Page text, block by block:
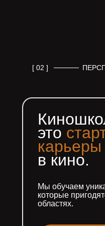
[ 02 ]
Мы обучаем
которые
областях.
это
карьеры
в кино.